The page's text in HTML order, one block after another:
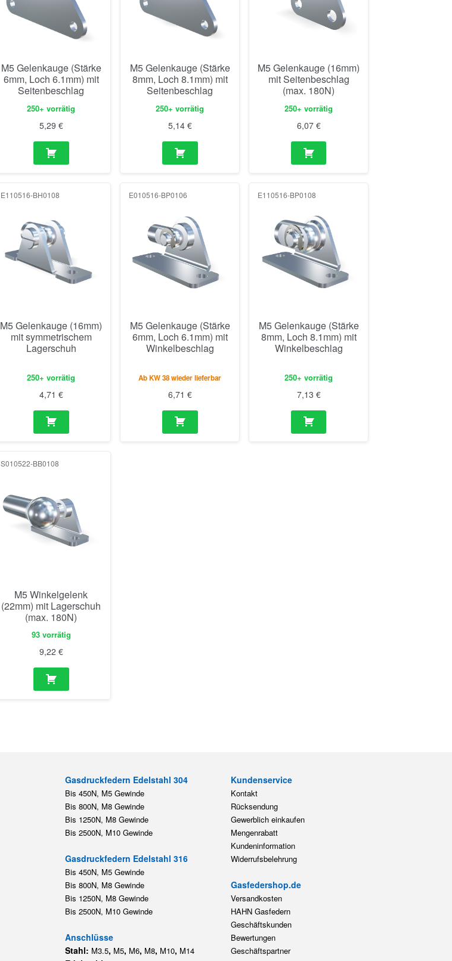
M5 Gelenkauge (Stärke
6mm, Loch 6.1mm) mit
Seitenbeschlag
250+ vorrätig
5,29 €
M5 Gelenkauge (Stärke
8mm, Loch 8.1mm) mit
Seitenbeschlag
250+ vorrätig
5,14 €
M5 Gelenkauge (16mm)
mit Seitenbeschlag
(max. 180N)
250+ vorrätig
6,07 €
E110516-BH0108
M5 Gelenkauge (16mm)
mit symmetrischem
Lagerschuh
250+ vorrätig
4,71 €
E010516-BP0106
M5 Gelenkauge (Stärke
6mm, Loch 6.1mm) mit
Winkelbeschlag
Ab KW 38 wieder lieferbar
6,71 €
E110516-BP0108
M5 Gelenkauge (Stärke
8mm, Loch 8.1mm) mit
Winkelbeschlag
250+ vorrätig
7,13 €
S010522-BB0108
M5 Winkelgelenk
(22mm) mit Lagerschuh
(max. 180N)
93 vorrätig
9,22 €
Gasdruckfedern Edelstahl 304
Bis 450N, M5 Gewinde
Bis 800N, M8 Gewinde
Bis 1250N, M8 Gewinde
Bis 2500N, M10 Gewinde
Gasdruckfedern Edelstahl 316
Bis 450N, M5 Gewinde
Bis 800N, M8 Gewinde
Bis 1250N, M8 Gewinde
Bis 2500N, M10 Gewinde
Anschlüsse
Stahl: M3.5, M5, M6, M8, M10, M14
Kundenservice
Kontakt
Rücksendung
Gewerblich einkaufen
Mengenrabatt
Kundeninformation
Widerrufsbelehrung
Gasfedershop.de
Versandkosten
HAHN Gasfedern
Geschäftskunden
Bewertungen
Geschäftspartner